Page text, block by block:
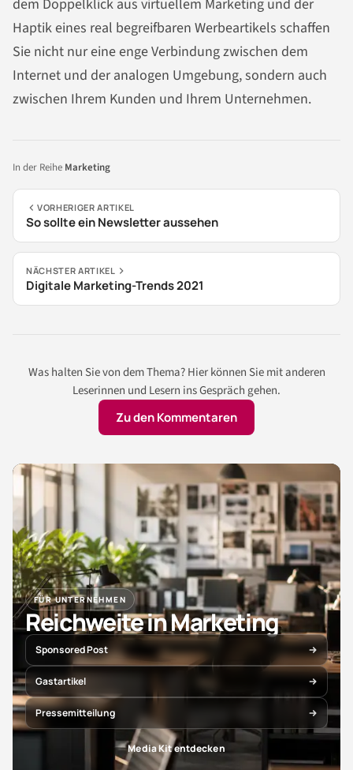
dem Doppelklick aus virtuellem Marketing und der
Haptik eines real begreifbaren Werbeartikels schaffen
Sie nicht nur eine enge Verbindung zwischen dem
Internet und der analogen Umgebung, sondern auch
zwischen Ihrem Kunden und Ihrem Unternehmen.
In der Reihe Marketing
VORHERIGER ARTIKEL
So sollte ein Newsletter aussehen
NÄCHSTER ARTIKEL
Digitale Marketing-Trends 2021
Was halten Sie von dem Thema? Hier können Sie mit anderen
Leserinnen und Lesern ins Gespräch gehen.
Zu den Kommentaren
FÜR UNTERNEHMEN
Reichweite in Marketing
Sponsored Post
Gastartikel
Pressemitteilung
Media Kit entdecken